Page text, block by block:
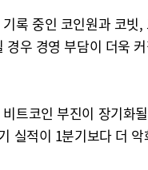
록 중인 코인원과 코빗
경우 경영 부담이 더욱
트코인 부진이 장기화
실적이 1분기보다 더